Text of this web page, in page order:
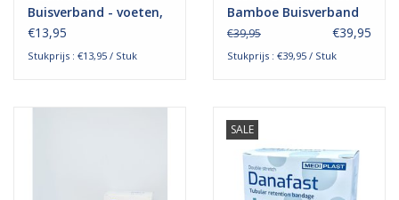
welke zijn het beste?
Buisverband - voeten,
handen, armen en
€13,95
Stukprijs : €13,95 / Stuk
Bamboe Buisverband
Bovenlichaam
€39,95 €39,95
Stukprijs : €39,95 / Stuk
SALE